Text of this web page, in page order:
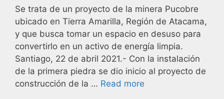
Se trata de un proyecto de la minera Pucobre
ubicado en Tierra Amarilla, Región de Atacama,
y que busca tomar un espacio en desuso para
convertirlo en un activo de energía limpia.
Santiago, 22 de abril 2021.- Con la instalación
de la primera piedra se dio inicio al proyecto de
construcción de la … Read more